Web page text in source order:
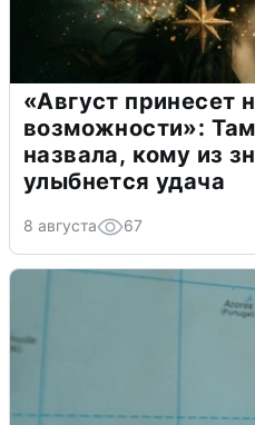
«Август принесет
возможности»:
назвала, кому из
улыбнется удача
8 августа 67